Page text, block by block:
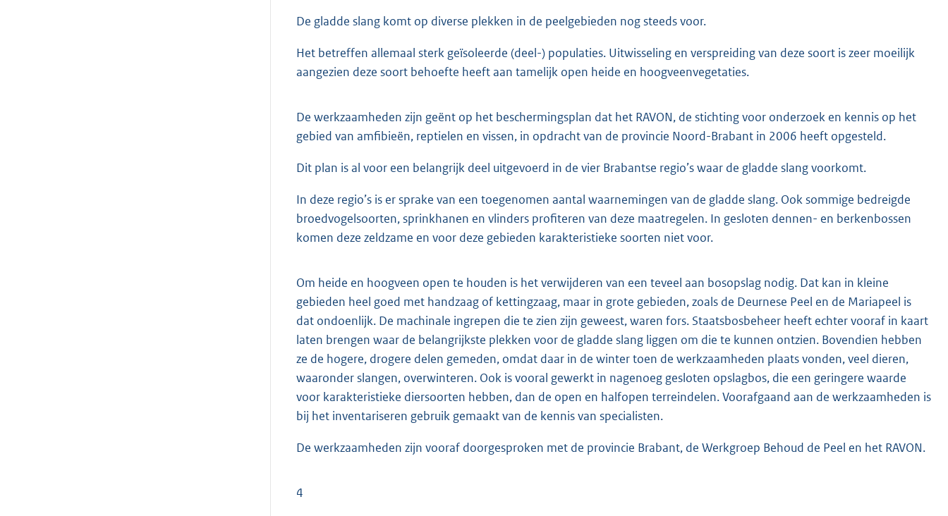
De gladde slang komt op diverse plekken in de peelgebieden nog steeds voor.
Het betreffen allemaal sterk geïsoleerde (deel-) populaties. Uitwisseling en verspreiding van deze soort is zeer moeilijk
aangezien deze soort behoefte heeft aan tamelijk open heide en hoogveenvegetaties.
De werkzaamheden zijn geënt op het beschermingsplan dat het RAVON, de stichting voor onderzoek en kennis op het
gebied van amfibieën, reptielen en vissen, in opdracht van de provincie Noord-Brabant in 2006 heeft opgesteld.
Dit plan is al voor een belangrijk deel uitgevoerd in de vier Brabantse regio’s waar de gladde slang voorkomt.
In deze regio’s is er sprake van een toegenomen aantal waarnemingen van de gladde slang. Ook sommige bedreigde
broedvogelsoorten, sprinkhanen en vlinders profiteren van deze maatregelen. In gesloten dennen- en berkenbossen
komen deze zeldzame en voor deze gebieden karakteristieke soorten niet voor.
Om heide en hoogveen open te houden is het verwijderen van een teveel aan bosopslag nodig. Dat kan in kleine
gebieden heel goed met handzaag of kettingzaag, maar in grote gebieden, zoals de Deurnese Peel en de Mariapeel is
dat ondoenlijk. De machinale ingrepen die te zien zijn geweest, waren fors. Staatsbosbeheer heeft echter vooraf in kaart
laten brengen waar de belangrijkste plekken voor de gladde slang liggen om die te kunnen ontzien. Bovendien hebben
ze de hogere, drogere delen gemeden, omdat daar in de winter toen de werkzaamheden plaats vonden, veel dieren,
waaronder slangen, overwinteren. Ook is vooral gewerkt in nagenoeg gesloten opslagbos, die een geringere waarde
voor karakteristieke diersoorten hebben, dan de open en halfopen terreindelen. Voorafgaand aan de werkzaamheden is
bij het inventariseren gebruik gemaakt van de kennis van specialisten.
De werkzaamheden zijn vooraf doorgesproken met de provincie Brabant, de Werkgroep Behoud de Peel en het RAVON.
4